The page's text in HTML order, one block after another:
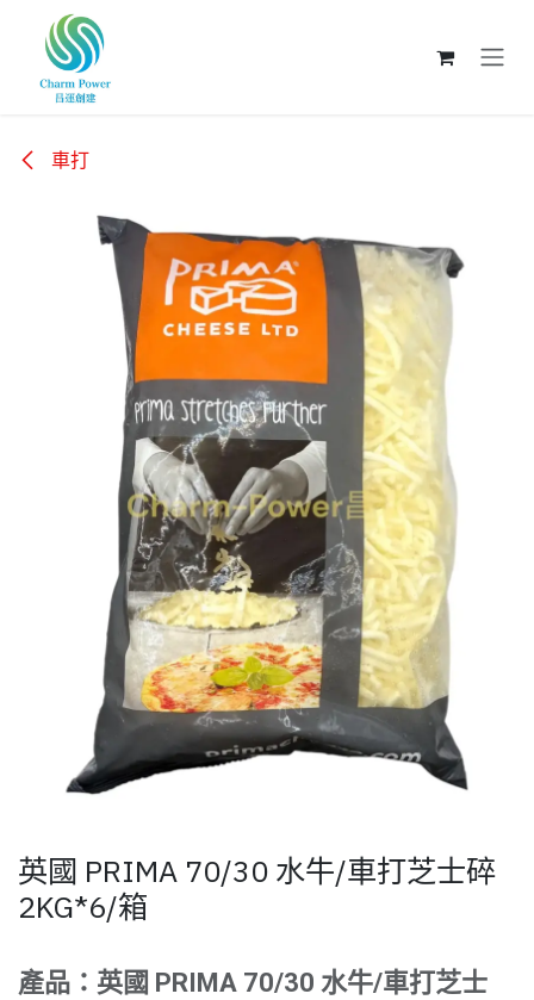
跳至內容
車打
英國 PRIMA 70/30 水牛/車打芝士碎
2KG*6/箱
產品：英國 PRIMA 70/30 水牛/車打芝士